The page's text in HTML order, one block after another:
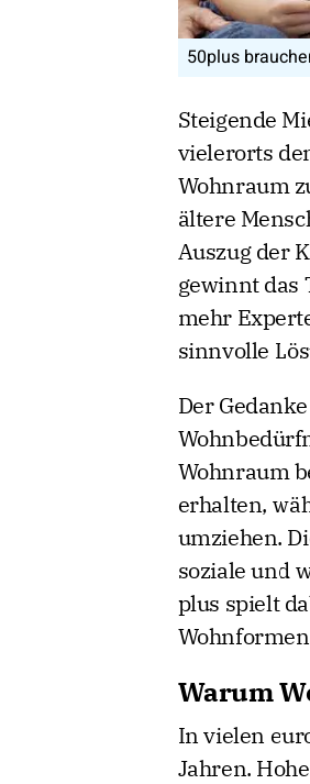
50plus
Steigende
vielerorts
Wohnraum
ältere
Auszug der
gewinnt das
mehr
sinnvolle
Der
Wohnraum
erhalten,
umziehen.
soziale und
plus spielt
Warum
In vielen
Jahren.